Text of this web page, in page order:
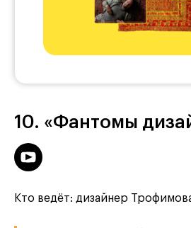
10. «Фантомы
Кто ведёт: дизайнер